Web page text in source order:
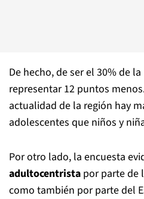
De hecho, de ser el 30% de
representar 12 puntos
actualidad de la región hay
adolescentes que niños y
Por otro lado, la encuesta
adultocentrista por parte de
como también por parte del